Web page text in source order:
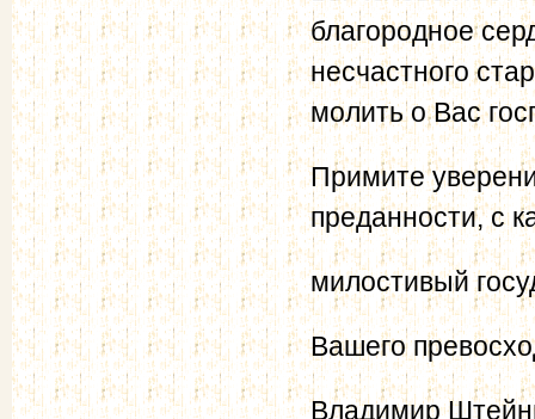
благородное
несчастного
молить о Вас
Примите
преданности, с
милостивый
Вашего
Владимир